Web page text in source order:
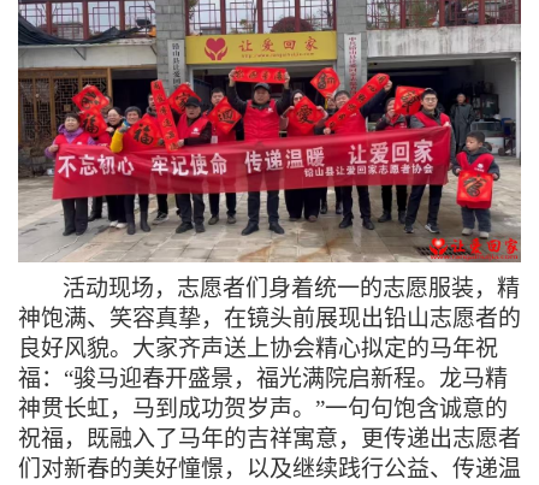
活动现场，志愿者们身着统一的志愿服装，精
神饱满、笑容真挚，在镜头前展现出铅山志愿者的
良好风貌。大家齐声送上协会精心拟定的马年祝
福： “骏马迎春开盛景，福光满院启新程。龙马精
神贯长虹，马到成功贺岁声。”一句句饱含诚意的
祝福，既融入了马年的吉祥寓意，更传递出志愿者
们对新春的美好憧憬，以及继续践行公益、传递温